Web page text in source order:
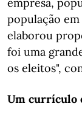
população
elaborou
foi uma
os eleitos",
Um currículo